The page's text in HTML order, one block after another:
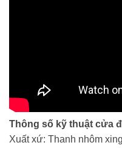
Thông số kỹ thuật cửa
Xuất xứ: Thanh nhôm